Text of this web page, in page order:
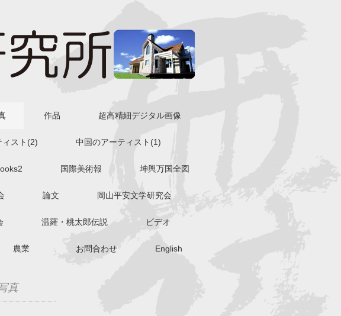
作品 超高精細デジタル画像
ィスト(2) 中国のアーティスト(1)
国際美術報 坤輿万国全図
論文 岡山平安文学研究会
温羅・桃太郎伝説 ビデオ
農業 お問合わせ English
真